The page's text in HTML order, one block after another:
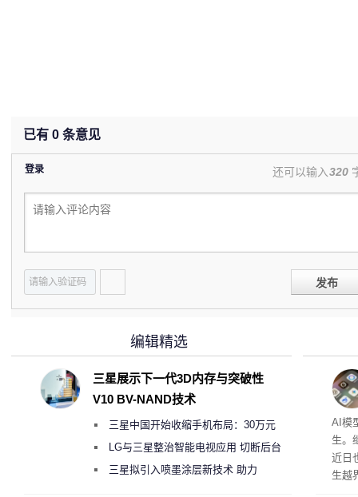
已有 0 条意见
登录 还可以输入320
发布
公
AI模
生。
近日
生越
编辑精选
三星展示下一代3D内存与突破性
V10 BV-NAND技术
三星中国开始收缩手机布局：30万元
月销售额不达标门店 将被逐步清退
LG与三星整治智能电视应用 切断后台
偷偷共享带宽的违规行为
三星拟引入喷墨涂层新技术 助力